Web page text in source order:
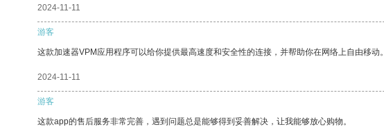
2024-11-11
游客
这款加速器VPM应用程序可以给你提供最高速度和安全性的连接，并帮助你在网络上自由移动。
2024-11-11
游客
这款app的售后服务非常完善，遇到问题总是能够得到妥善解决，让我能够放心购物。